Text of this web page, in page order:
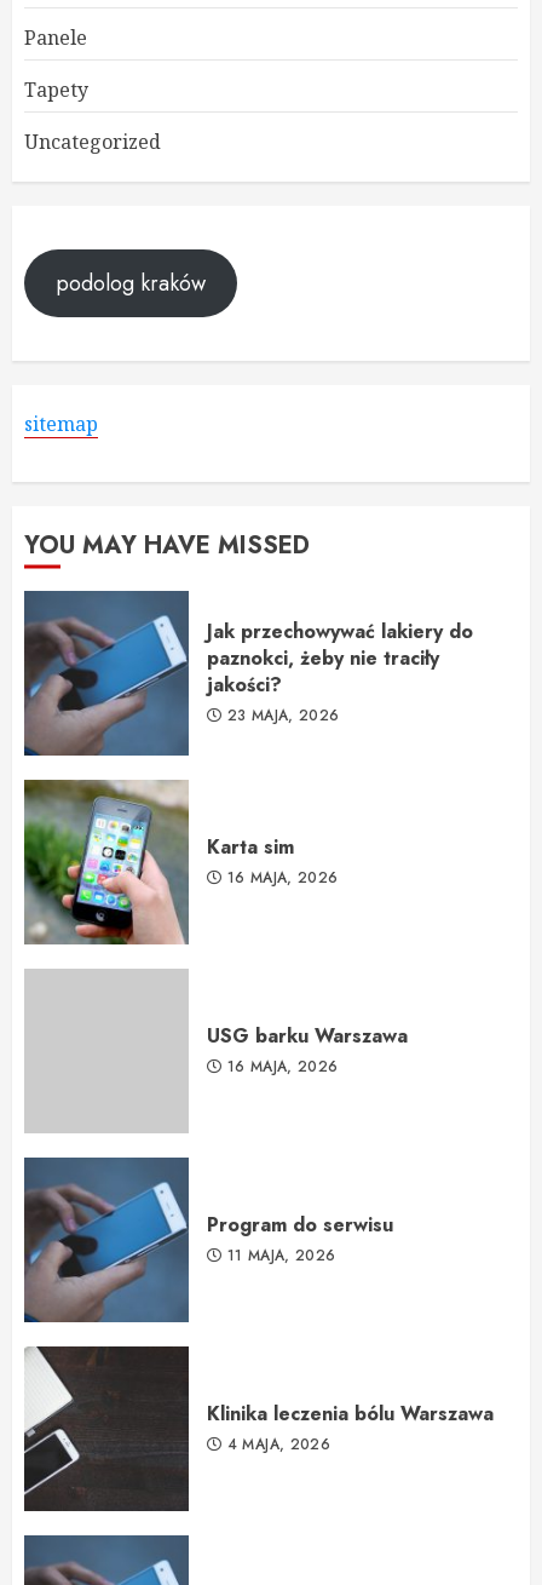
Panele
Tapety
Uncategorized
podolog kraków
sitemap
YOU MAY HAVE MISSED
Jak przechowywać lakiery do
paznokci, żeby nie traciły
jakości?
23 MAJA, 2026
Karta sim
16 MAJA, 2026
USG barku Warszawa
16 MAJA, 2026
Program do serwisu
11 MAJA, 2026
Klinika leczenia bólu Warszawa
4 MAJA, 2026